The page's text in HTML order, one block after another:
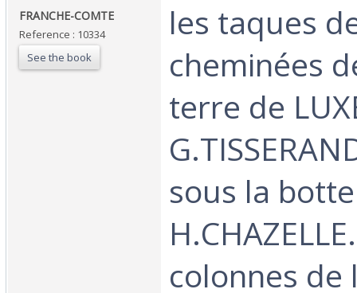
‎FRANCHE-COMTE‎
Reference : 10334
See the book
‎les taques
cheminées
terre de
sous la
colonnes